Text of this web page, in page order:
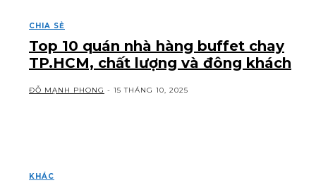
CHIA SẺ
Top 10 quán nhà hàng buffet chay
TP.HCM, chất lượng và đông khách
ĐỖ MẠNH PHONG - 15 THÁNG 10, 2025
KHÁC